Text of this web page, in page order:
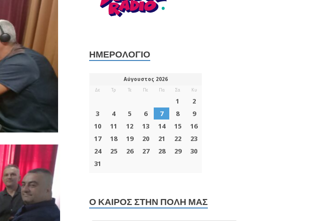
ΗΜΕΡΟΛΌΓΙΟ
Ο ΚΑΙΡΌΣ ΣΤΗΝ ΠΌΛΗ ΜΑΣ